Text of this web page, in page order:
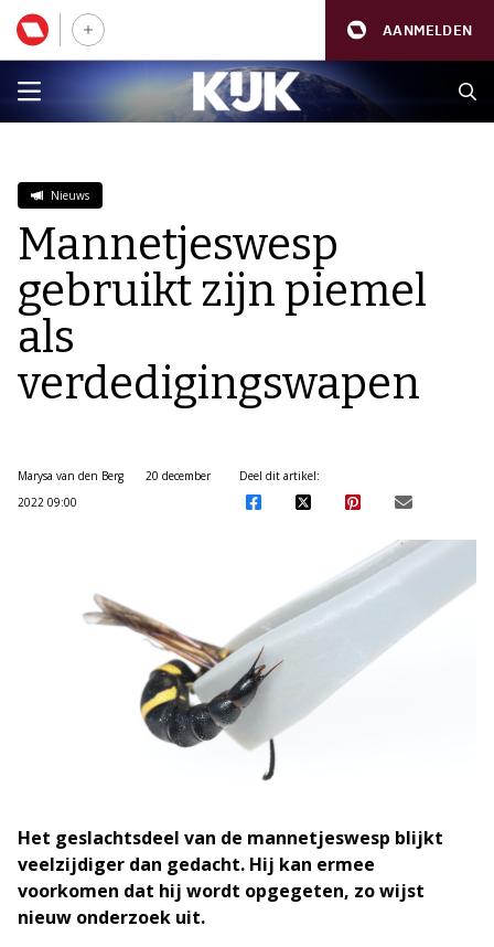
AANMELDEN
Nieuws
Mannetjeswesp
gebruikt zijn piemel
als
verdedigingswapen
Marysa van den Berg
20 december
2022 09:00
Deel dit artikel:
Het geslachtsdeel van de mannetjeswesp blijkt
veelzijdiger dan gedacht. Hij kan ermee
voorkomen dat hij wordt opgegeten, zo wijst
nieuw onderzoek uit.